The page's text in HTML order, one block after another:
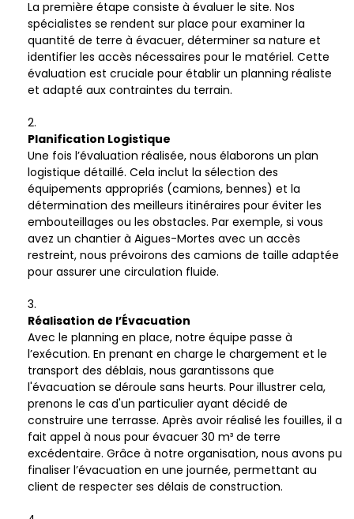
La première étape consiste à évaluer le site. Nos
spécialistes se rendent sur place pour examiner la
quantité de terre à évacuer, déterminer sa nature et
identifier les accès nécessaires pour le matériel. Cette
évaluation est cruciale pour établir un planning réaliste
et adapté aux contraintes du terrain.
Planification Logistique
Une fois l’évaluation réalisée, nous élaborons un plan
logistique détaillé. Cela inclut la sélection des
équipements appropriés (camions, bennes) et la
détermination des meilleurs itinéraires pour éviter les
embouteillages ou les obstacles. Par exemple, si vous
avez un chantier à Aigues-Mortes avec un accès
restreint, nous prévoirons des camions de taille adaptée
pour assurer une circulation fluide.
Réalisation de l’Évacuation
Avec le planning en place, notre équipe passe à
l’exécution. En prenant en charge le chargement et le
transport des déblais, nous garantissons que
l'évacuation se déroule sans heurts. Pour illustrer cela,
prenons le cas d'un particulier ayant décidé de
construire une terrasse. Après avoir réalisé les fouilles, il a
fait appel à nous pour évacuer 30 m³ de terre
excédentaire. Grâce à notre organisation, nous avons pu
finaliser l’évacuation en une journée, permettant au
client de respecter ses délais de construction.